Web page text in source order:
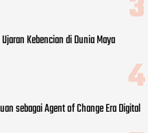
Kebencian di Dunia Maya
sebagai Agent of Change Era Digital